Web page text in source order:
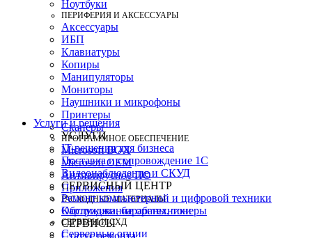
Ноутбуки
ПЕРИФЕРИЯ И АКСЕССУАРЫ
Аксессуары
ИБП
Клавиатуры
Копиры
Манипуляторы
Мониторы
Наушники и микрофоны
Принтеры
Сканеры
ПРОГРАММНОЕ ОБЕСПЕЧЕНИЕ
Microsoft BOX
Microsoft OEM
Антивирусное ПО
Приложения
РАСХОДНЫЕ МАТЕРИАЛЫ
Картриджи, барабаны, тонеры
СЕРВЕРЫ И СХД
Серверные опции
Услуги и решения
УСЛУГИ
IT-решения для бизнеса
Поставка и сопровождение 1C
Видеонаблюдение и СКУД
СЕРВИСНЫЙ ЦЕНТР
Ремонт компьютерной и цифровой техники
Обслуживание оргтехники
СЕРВИСЫ
Статус ремонта